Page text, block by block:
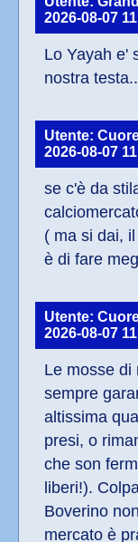
2026-08-07
Lo Yayah e'
nostra testa..
Utente:
2026-08-07
se c'è da
( ma si dai,
è di fare
Utente:
2026-08-07
Le mosse di
sempre
altissima
presi, o
che son
liberi!).
Boverino
mercato è